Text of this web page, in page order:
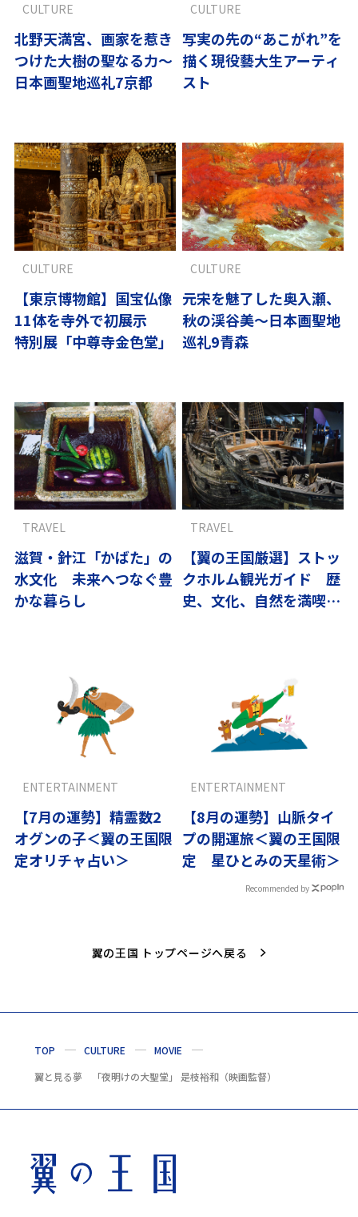
北野天満宮、画家を惹き
つけた大樹の聖なる力～
日本画聖地巡礼7京都
CULTURE
写実の先の“あこがれ”を
描く現役藝大生アーティ
スト
CULTURE
【東京博物館】国宝仏像
11体を寺外で初展示
特別展「中尊寺金色堂」
CULTURE
元宋を魅了した奥入瀬、
秋の渓谷美～日本画聖地
巡礼9青森
CULTURE
滋賀・針江「かばた」の
水文化 未来へつなぐ豊
かな暮らし
TRAVEL
【翼の王国厳選】ストッ
クホルム観光ガイド 歴
史、文化、自然を満喫す
TRAVEL
【7月の運勢】精霊数2
オグンの子＜翼の王国限
定オリチャ占い＞
ENTERTAINMENT
【8月の運勢】山脈タイ
プの開運旅＜翼の王国限
定 星ひとみの天星術＞
ENTERTAINMENT
Recommended by
翼の王国 トップページへ戻る
TOP CULTURE
MOVIE
翼と見る夢 「夜明けの大聖堂」 是枝裕和（映画監督）